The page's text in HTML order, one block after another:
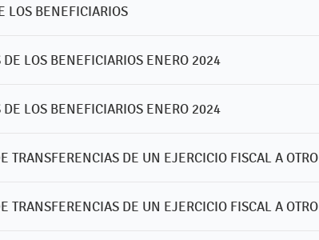
LOS BENEFICIARIOS
DE LOS BENEFICIARIOS ENERO 2024
DE LOS BENEFICIARIOS ENERO 2024
TRANSFERENCIAS DE UN EJERCICIO FISCAL A OTRO
TRANSFERENCIAS DE UN EJERCICIO FISCAL A OTRO